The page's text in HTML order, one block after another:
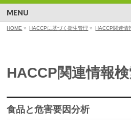
MENU
HOME » HACCPに基づく衛生管理 » HACCP関連情
HACCP関連情報
食品と危害要因分析